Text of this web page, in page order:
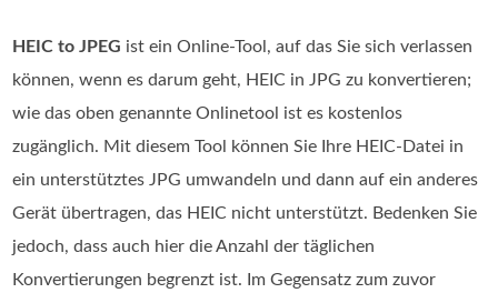
HEIC to JPEG ist ein Online‑Tool, auf das Sie sich verlassen
können, wenn es darum geht, HEIC in JPG zu konvertieren;
wie das oben genannte Onlinetool ist es kostenlos
zugänglich. Mit diesem Tool können Sie Ihre HEIC‑Datei in
ein unterstütztes JPG umwandeln und dann auf ein anderes
Gerät übertragen, das HEIC nicht unterstützt. Bedenken Sie
jedoch, dass auch hier die Anzahl der täglichen
Konvertierungen begrenzt ist. Im Gegensatz zum zuvor